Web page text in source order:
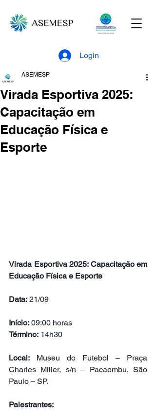
Login
Virada Esportiva 2025:
Capacitação em
Educação Física e
Esporte
ASEMESP
Virada Esportiva 2025: Capacitação em
Educação Física e Esporte
Data: 21/09
Início: 09:00 horas
Término: 14h30
Local: Museu do Futebol – Praça
Charles Miller, s/n – Pacaembu, São
Paulo – SP.
Palestrantes: